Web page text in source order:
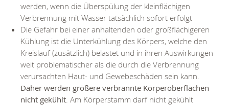
werden, wenn die Überspülung der kleinflächigen
Verbrennung mit Wasser tatsächlich sofort erfolgt
Die Gefahr bei einer anhaltenden oder großflächigeren
Kühlung ist die Unterkühlung des Körpers, welche den
Kreislauf (zusätzlich) belastet und in ihren Auswirkungen
weit problematischer als die durch die Verbrennung
verursachten Haut- und Gewebeschäden sein kann.
Daher werden größere verbrannte Körperoberflächen
nicht gekühlt . Am Körperstamm darf nicht gekühlt